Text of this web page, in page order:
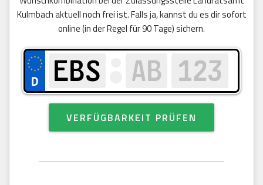
Kulmbach aktuell noch frei ist. Falls ja, kannst du es dir sofort
online (in der Regel für 90 Tage) sichern.
VERFÜGBARKEIT PRÜFEN